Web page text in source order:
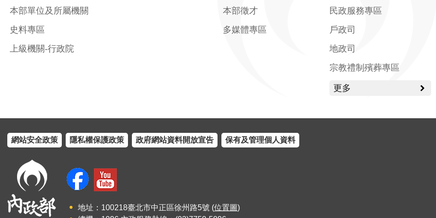
本部單位及所屬機關
史料專區
上級機關-行政院
本部徵才
多媒體專區
民政服務專區
戶政司
地政司
宗教禮制殯葬專區
更多
網站安全政策 隱私權保護政策 政府網站資料開放宣告 保有及管理個人資料
地址：100218臺北市中正區徐州路5號 (位置圖)